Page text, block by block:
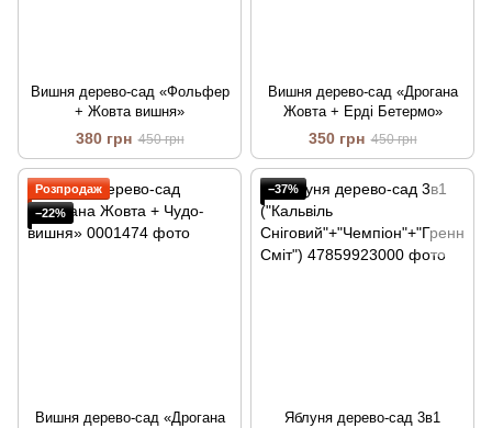
Вишня дерево-сад «Фольфер
+ Жовта вишня»
380 грн 450 грн
Вишня дерево-сад «Дрогана
Жовта + Ерді Бетермо»
350 грн 450 грн
Розпродаж
−22%
Вишня дерево-сад «Дрогана
−37%
Яблуня дерево-сад 3в1